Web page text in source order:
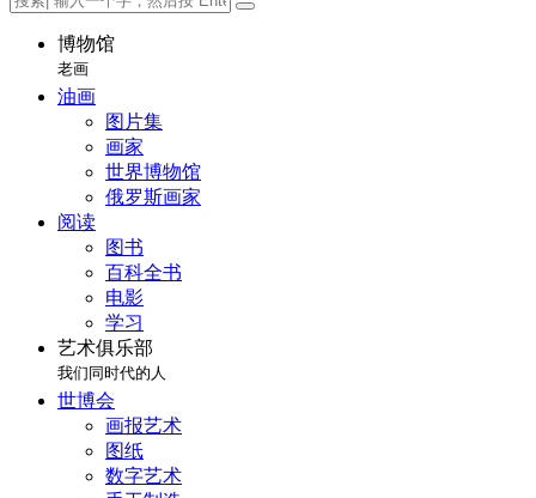
博物馆
老画
油画
图片集
画家
世界博物馆
俄罗斯画家
阅读
图书
百科全书
电影
学习
艺术俱乐部
我们同时代的人
世博会
画报艺术
图纸
数字艺术